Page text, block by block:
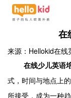
在
来源：Hellokid在线
在线少儿英语
式，时间与地点上
所接受，成为一种